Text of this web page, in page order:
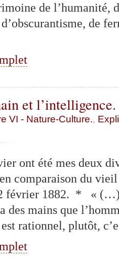
de l’humanité,
d’obscurantisme,
et l’intelligence.
VI - Nature-Culture.,
ont été mes deux
comparaison du
février 1882. * « (…)
des mains que
rationnel, plutôt,